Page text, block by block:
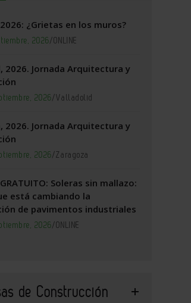
2026: ¿Grietas en los muros?
2026/ONLINE
2026. Jornada Arquitectura y
2026/Valladolid
2026. Jornada Arquitectura y
2026/Zaragoza
GRATUITO: Soleras sin mallazo:
está cambiando la
de pavimentos industriales
2026/ONLINE
de Construcción